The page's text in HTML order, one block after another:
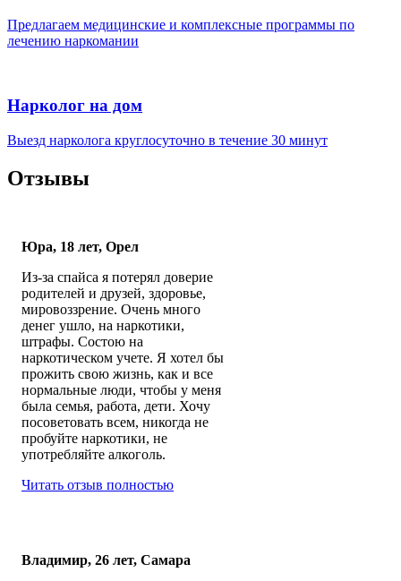
Предлагаем медицинские и комплексные программы по
лечению наркомании
Нарколог на дом
Выезд нарколога круглосуточно в течение 30 минут
Отзывы
Юра, 18 лет, Орел
Из-за спайса я потерял доверие
родителей и друзей, здоровье,
мировоззрение. Очень много
денег ушло, на наркотики,
штрафы. Состою на
наркотическом учете. Я хотел бы
прожить свою жизнь, как и все
нормальные люди, чтобы у меня
была семья, работа, дети. Хочу
посоветовать всем, никогда не
пробуйте наркотики, не
употребляйте алкоголь.
Читать отзыв полностью
Владимир, 26 лет, Самара